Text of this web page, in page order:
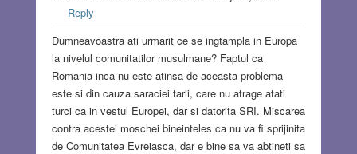
Reply
Dumneavoastra ati urmarit ce se ingtampla in Europa
la nivelul comunitatilor musulmane? Faptul ca
Romania inca nu este atinsa de aceasta problema
este si din cauza saraciei tarii, care nu atrage atati
turci ca in vestul Europei, dar si datorita SRI. Miscarea
contra acestei moschei bineinteles ca nu va fi sprijinita
de Comunitatea Evreiasca, dar e bine sa va abtineti sa